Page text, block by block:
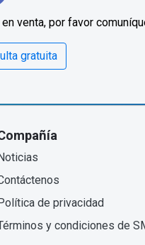
venta, por favor
gratuita
de privacidad
y condiciones de